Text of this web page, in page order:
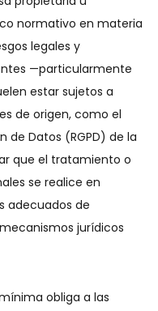
normativo en materia
legales y
—particularmente
estar sujetos a
de origen, como el
de Datos (RGPD) de la
que el tratamiento o
se realice en
adecuados de
jurídicos
obliga a las